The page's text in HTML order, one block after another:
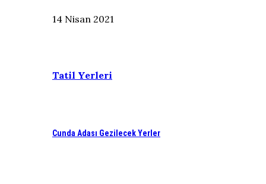
14 Nisan 2021
Tatil Yerleri
Cunda Adası Gezilecek Yerler